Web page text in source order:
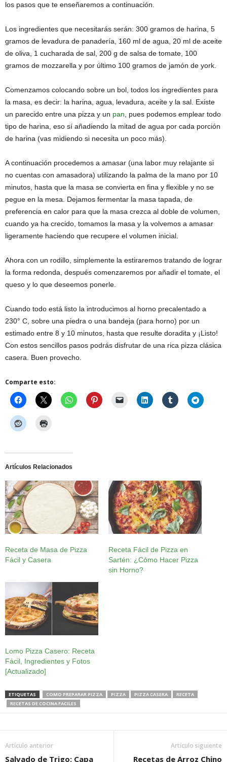
los pasos que te enseñaremos a continuación.
Los ingredientes que necesitarás serán: 300 gramos de harina, 5
gramos de levadura de panadería, 160 ml de agua, 20 ml de aceite
de oliva, 1 cucharada de sal, 200 g de salsa de tomate, 100
gramos de mozzarella y por último 100 gramos de jamón de york.
Comenzamos colocando sobre un bol, todos los ingredientes para
la masa, es decir: la harina, agua, levadura, aceite y la sal. Existe
un parecido entre una pizza y un pan , pues podemos emplear todo
tipo de harina, eso sí añadiendo la mitad de agua por cada porción
de harina (vas midiendo si necesita un poco más).
A continuación procedemos a amasar (una labor muy relajante si
no cuentas con amasadora) utilizando la palma de la mano por 10
minutos, hasta que la masa se convierta en fina y flexible y no se
pegue en la mesa. Dejamos fermentar la masa tapada, de
preferencia en calor para que la masa crezca al doble de volumen,
cuando ya ha crecido, tomamos la masa y la volvemos a amasar
ligeramente haciendo que recupere el volumen inicial.
Ahora con un rodillo, simplemente la estiraremos tratando de lograr
la forma redonda, después comenzaremos por añadir el tomate, el
queso y lo que deseemos ponerle.
Cuando todo está listo la introducimos al horno precalentado a
230° C, sobre una piedra o una bandeja (para horno) por un
estimado entre 8 y 10 minutos, hasta que resulte doradita y ¡Listo!
Con estos sencillos pasos podrás disfrutar de una rica pizza clásica
casera. Buen provecho.
Comparte esto:
Artículos Relacionados
Receta de Masa de Pizza
Fácil y Casera
Receta Fácil de Pizza en
Sartén: ¿Cómo Hacer Pizza
sin Horno?
Lomo Pizza Casero: Receta
Fácil, Ingredientes y Fotos
[Actualizado]
ETIQUETAS COMO PREPARAR PIZZA PIZZA PIZZA CASERA
RECETA
RECETAS DE COCINA FACILES
Artículo anterior
Salvado de Trigo: Capa
Artículo siguiente
Recetas de Arroz Chino